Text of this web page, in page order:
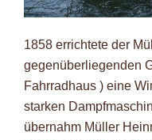
1858 errichtete der
gegenüberliegenden
Fahrradhaus ) eine
starken
übernahm Müller